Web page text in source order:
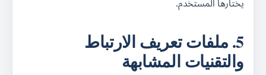
5. ملفات تعريف الارتباط
والتقنيات المشابهة